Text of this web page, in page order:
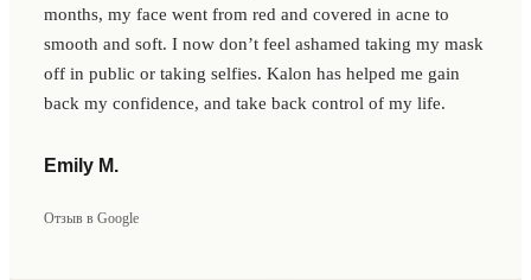
months, my face went from red and covered in acne to
smooth and soft. I now don’t feel ashamed taking my mask
off in public or taking selfies. Kalon has helped me gain
back my confidence, and take back control of my life.
Emily M.
Отзыв в Google